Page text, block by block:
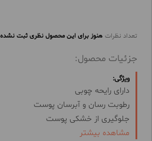
تعداد نظرات هنوز برای این محصول نظری ثبت
جزئیات محصول:
ویژگی:
دارای رایحه چوبی
رطوبت رسان و آبرسان پوست
جلوگیری از خشکی پوست
داریا رایحه ماندگار و چوبی
مشاهده بیشتر